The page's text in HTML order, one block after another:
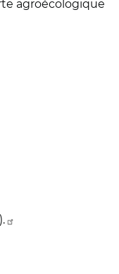
agroécologique